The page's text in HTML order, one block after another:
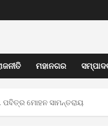
ମହାନଗର
ପବିତ୍ର ମୋହନ ସାମନ୍ତରାୟ